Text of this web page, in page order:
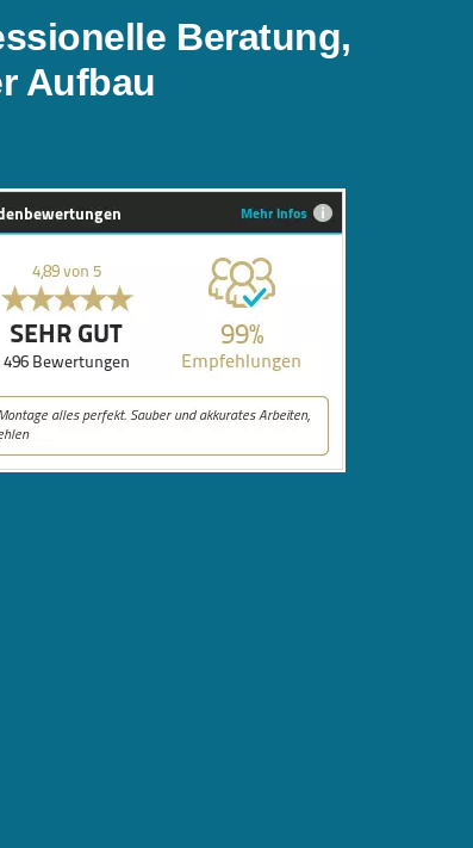
Beratung,
Aufbau